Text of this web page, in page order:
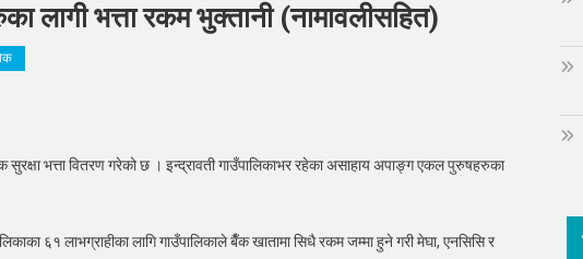
लागी भत्ता रकम भुक्तानी (नामावलीसहित)
सुरक्षा भत्ता वितरण गरेको छ । इन्द्रावती गाउँपालिकाभर रहेका असाहाय अपाङ्ग एकल पुरुषहरुका
६१ लाभग्राहीका लागि गाउँपालिकाले बैँक खातामा सिधै रकम जम्मा हुने गरी मेघा, एनसिसि र